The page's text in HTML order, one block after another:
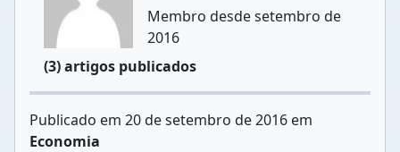
Membro desde setembro de
2016
(3) artigos publicados
Publicado em 20 de setembro de 2016 em
Economia